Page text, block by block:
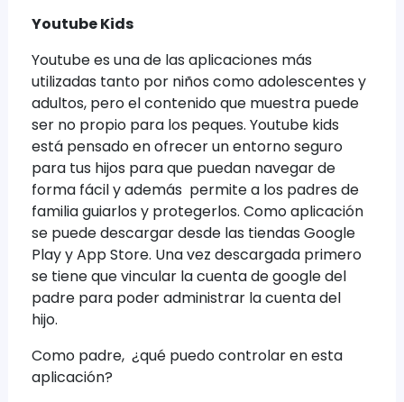
Youtube Kids
Youtube es una de las aplicaciones más
utilizadas tanto por niños como adolescentes y
adultos, pero el contenido que muestra puede
ser no propio para los peques. Youtube kids
está pensado en ofrecer un entorno seguro
para tus hijos para que puedan navegar de
forma fácil y además permite a los padres de
familia guiarlos y protegerlos. Como aplicación
se puede descargar desde las tiendas Google
Play y App Store. Una vez descargada primero
se tiene que vincular la cuenta de google del
padre para poder administrar la cuenta del
hijo.
Como padre, ¿qué puedo controlar en esta
aplicación?